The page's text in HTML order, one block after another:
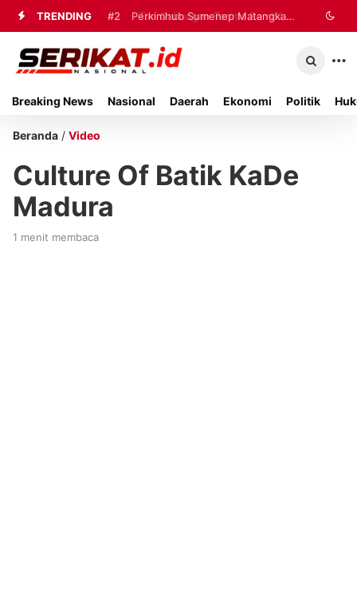
TRENDING #2 Perkimhub Sumenep
Matangkan Pelaksanaan RTLH 2026,
#3 Tim Gabungan Terima Sembilan
Korban Evakuasi KM Mutiara Sentosa
Breaking News Nasional Daerah Ekonomi Politik
Beranda / Video
Culture Of Batik KaDe
Madura
1 menit membaca